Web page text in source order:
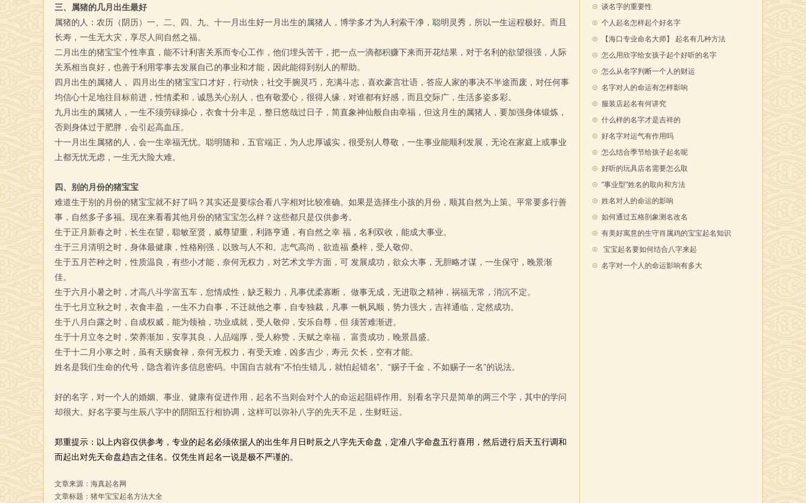
三、属猪的几月出生最好
属猪的人：农历（阴历）一、二、四、九、十一月出生好一月出生的属猪人，博学多才为人利索干净，聪明灵秀，所以一生运程极好。而且
长寿，一生无大灾，享尽人间自然之福。
二月出生的猪宝宝个性率直，能不计利害关系而专心工作，他们埋头苦干，把一点一滴都积赚下来而开花结果，对于名利的欲望很强，人际
关系相当良好，也善于利用零事去发展自己的事业和才能，因此能得到别人的帮助。
四月出生的属猪人， 四月出生的猪宝宝口才好，行动快，社交手腕灵巧，充满斗志，喜欢豪言壮语，答应人家的事决不半途而废，对任何事
均信心十足地往目标前进，性情柔和，诚恳关心别人，也有敬爱心，很得人缘，对谁都有好感，而且交际广，生活多姿多彩。
九月出生的属猪人，一生不须劳碌操心，衣食十分丰足，整日悠哉过日子，简直象神仙般自由幸福，但这月生的属猪人，要加强身体锻炼，
否则身体过于肥胖，会引起高血压。
十一月出生属猪的人，会一生幸福无忧。聪明随和，五官端正，为人忠厚诚实，很受别人尊敬，一生事业能顺利发展，无论在家庭上或事业
上都无忧无虑，一生无大险大难。
四、别的月份的猪宝宝
难道生于别的月份的猪宝宝就不好了吗？其实还是要综合看八字相对比较准确。如果是选择生小孩的月份，顺其自然为上策。平常要多行善
事，自然多子多福。现在来看看其他月份的猪宝宝怎么样？这些都只是仅供参考。
生于正月新春之时，长生在望，聪敏至贤，威尊望重，利路亨通，有自然之幸 福，名利双收，能成大事业。
生于三月清明之时，身体最健康，性格刚强，以致与人不和。志气高尚，欲造福 桑梓，受人敬仰。
生于五月芒种之时，性质温良，有些小才能，奈何无权力，对艺术文学方面，可 发展成功，欲众大事，无胆略才谋，一生保守，晚景渐
佳。
生于六月小暑之时，才高八斗学富五车，怠情成性，缺乏毅力，凡事优柔寡断， 做事无成，无进取之精神，祸福无常，消沉不定。
生于七月立秋之时，衣食丰盈，一生不力自事，不迁就他之事，自专独裁，凡事 一帆风顺，势力强大，吉祥通临，定然成功。
生于八月白露之时，自成权威，能为领袖，功业成就，受人敬仰，安乐自尊，但 须苦难渐进。
生于十月立冬之时，荣养渐加，安享其良，人品端厚，受人称赞，天赋之幸福， 富贵成功，晚景昌盛。
生于十二月小寒之时，虽有天赐食禄，奈何无权力，有受天难，凶多吉少，寿元 欠长，空有才能。
姓名是我们生命的代号，隐含着许多信息密码。中国自古就有“不怕生错儿，就怕起错名”、“赐子千金，不如赐子一名”的说法。
好的名字，对一个人的婚姻、事业、健康有促进作用，起名不当则会对个人的命运起阻碍作用。别看名字只是简单的两三个字，其中的学问
却很大。好名字要与生辰八字中的阴阳五行相协调，这样可以弥补八字的先天不足，生财旺运。
郑重提示：以上内容仅供参考，专业的起名必须依据人的出生年月日时辰之八字先天命盘，定准八字命盘五行喜用，然后进行后天五行调和
而起出对先天命盘趋吉之佳名。仅凭生肖起名一说是极不严谨的。
文章来源： 海真起名网
文章标题：猪年宝宝起名方法大全
谈名字的重要性
个人起名怎样起个好名字
【海口专业命名大师】 起名有几种方法
怎么用欣字给女孩子起个好听的名字
怎么从名字判断一个人的财运
名字对人的命运有怎样影响
服装店起名有何讲究
什么样的名字才是吉祥的
好名字对运气有作用吗
怎么结合季节给孩子起名呢
好听的玩具店名需要怎么取
"事业型"姓名的取向和方法
姓名对人的命运的影响
如何通过五格剖象测名改名
有美好寓意的生守肖属鸡的宝宝起名知识
宝宝起名要如何结合八字来起
名字对一个人的命运影响有多大